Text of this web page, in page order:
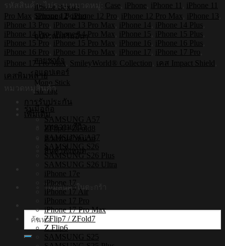
iPhone Boxset
Samsung Boxset
อุปกรณ์เสริมอื่นๆ
สายชาร์จ
อแดปเตอร์
Mono Stick
Air Tag
การรับประกัน
เพิ่มเติม
บทความ/รีวิว
ตัวแทนจำหน่าย
สินค้าทั้งหมด
ไม่มีสินค้าในตะกร้า
ค้นหา:
กระแทก
iPhone
รุ่น
Smileyworld
Fruity3
[เคส
iPhone17
iPhone16
iPhone15
รหัสสินค้า: ไม่ระบุ หมวดหมู่: Case iPhone iPhone 11
iPhone 11
Pro Max iPhone 12 , iPhone 12 Pro iPhone 12 Pro Max iPhone 13
iPhone 13 Pro
iPhone 13 Pro Max iPhone 14 iPhone 14 Plus
iPhone 14 Pro, iPhone 14 Pro Max iPhone 15 iPhone 15 Plus
iPhone 15 Pro
iPhone 15 Pro Max iPhone 16 iPhone 16 Plus
iPhone 16 Pro
iPhone 16 Pro Max iPhone 17 iPhone 17 Pro
iPhone 17 Pro Max
SmileyWorld® Collection เคส Impact Shield
เคสพิมพ์ลาย
หมวดหมู่สินค้า
รุ่นมือถือ
SAMSUNG A57
ZFlip8 / ZFold8
SAMSUNG A37
SAMSUNG S26
SAMSUNG S26 Plus
SAMSUNG S26 Ultra
iPhone 17e
iPhone 17
iPhone 17 Air
iPhone 17 Pro
iPhone 17 Pro Max
ZFlip7 / ZFold7
Z Flip6
SAMSUNG S25